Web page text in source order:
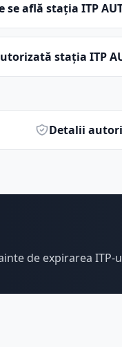
se află stația ITP
stația ITP
Detalii
de expirarea ITP-